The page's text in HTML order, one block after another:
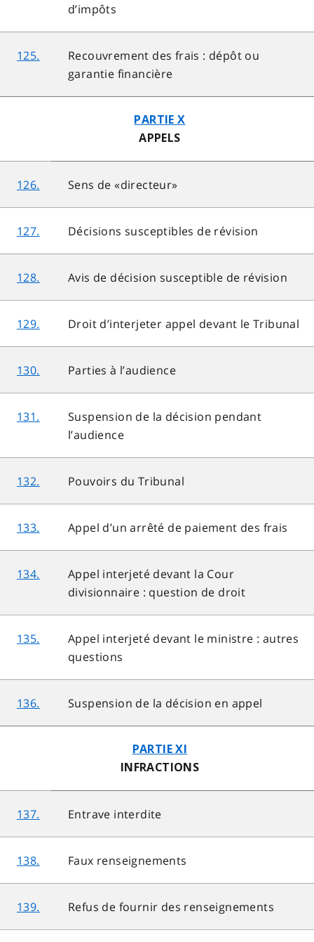
d’impôts
125.
Recouvrement des frais : dépôt ou
garantie financière
PARTIE X
APPELS
126. Sens de «directeur»
127. Décisions susceptibles de révision
128. Avis de décision susceptible de révision
129. Droit d’interjeter appel devant le Tribunal
130. Parties à l’audience
131.
Suspension de la décision pendant
l’audience
132. Pouvoirs du Tribunal
133. Appel d’un arrêté de paiement des frais
134.
Appel interjeté devant la Cour
divisionnaire : question de droit
135.
Appel interjeté devant le ministre : autres
questions
136. Suspension de la décision en appel
PARTIE XI
INFRACTIONS
137. Entrave interdite
138. Faux renseignements
139. Refus de fournir des renseignements